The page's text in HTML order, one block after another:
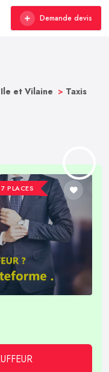
Demande devis
et Vilaine > Taxis
7 PLACES